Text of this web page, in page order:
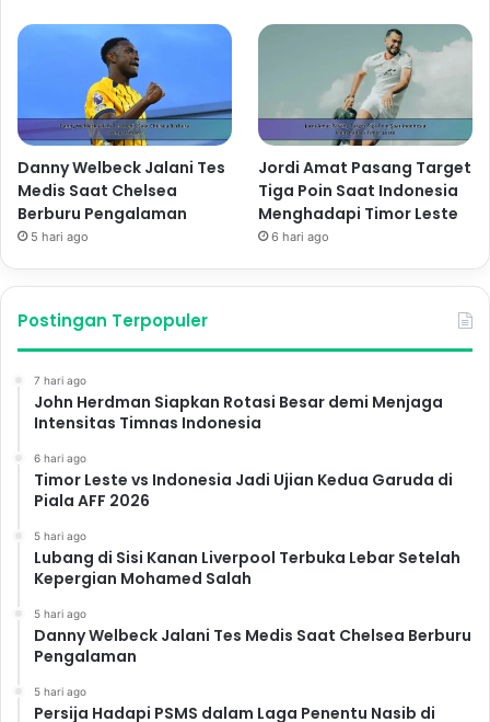
Danny Welbeck Jalani Tes
Medis Saat Chelsea
Berburu Pengalaman
5 hari ago
Jordi Amat Pasang Target
Tiga Poin Saat Indonesia
Menghadapi Timor Leste
6 hari ago
Postingan Terpopuler
7 hari ago
John Herdman Siapkan Rotasi Besar demi Menjaga
Intensitas Timnas Indonesia
6 hari ago
Timor Leste vs Indonesia Jadi Ujian Kedua Garuda di
Piala AFF 2026
5 hari ago
Lubang di Sisi Kanan Liverpool Terbuka Lebar Setelah
Kepergian Mohamed Salah
5 hari ago
Danny Welbeck Jalani Tes Medis Saat Chelsea Berburu
Pengalaman
5 hari ago
Persija Hadapi PSMS dalam Laga Penentu Nasib di